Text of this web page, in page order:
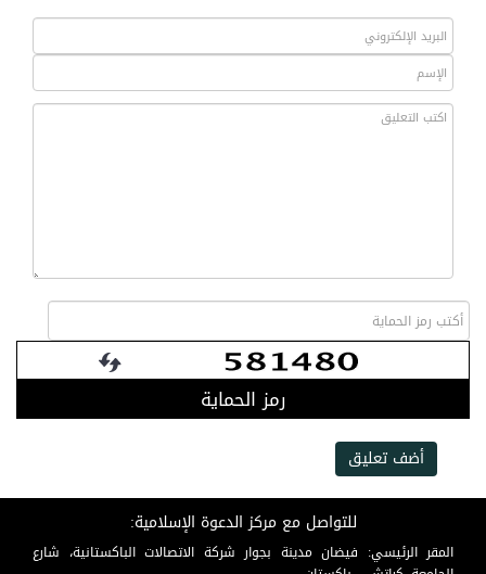
رمز الحماية
أضف تعليق
للتواصل مع مركز الدعوة الإسلامية:
المقر الرئيسي: فيضان مدينة بجوار شركة الاتصالات الباكستانية، شارع